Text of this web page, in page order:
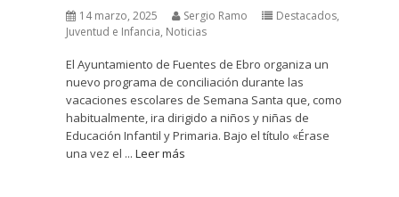
14 marzo, 2025 Sergio Ramo Destacados,
Juventud e Infancia, Noticias
El Ayuntamiento de Fuentes de Ebro organiza un
nuevo programa de conciliación durante las
vacaciones escolares de Semana Santa que, como
habitualmente, ira dirigido a niños y niñas de
Educación Infantil y Primaria. Bajo el título «Érase
una vez el ... Leer más